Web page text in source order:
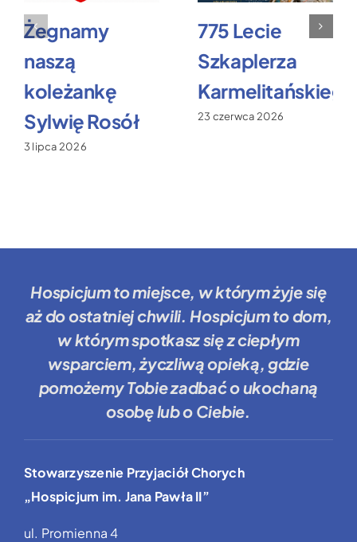
Żegnamy
naszą
koleżankę
Sylwię Rosół
3 lipca 2026
775 Lecie
Szkaplerza
Karmelitańskiego
23 czerwca 2026
Hospicjum to miejsce, w którym żyje się
aż do ostatniej chwili. Hospicjum to dom,
w którym spotkasz się z ciepłym
wsparciem, życzliwą opieką, gdzie
pomożemy Tobiezadbać o ukochaną
osobę lub o Ciebie.
Stowarzyszenie Przyjaciół Chorych
„Hospicjum im. Jana Pawła II”
ul. Promienna 4